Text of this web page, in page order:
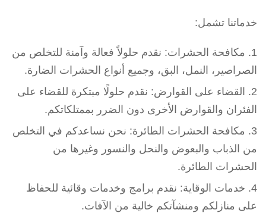
خدماتنا تشمل:
مكافحة الحشرات: نقدم حلولاً فعالة وآمنة للتخلص من
الصراصير، النمل، البق، وجميع أنواع الحشرات الضارة.
القضاء على القوارض: نقدم حلولًا مبتكرة للقضاء على
الفئران والقوارض الأخرى دون الضرر بممتلكاتكم.
مكافحة الحشرات الطائرة: نحن نساعدكم في التخلص
من الذباب والبعوض والنحل والنسور وغيرها من
الحشرات الطائرة.
خدمات الوقاية: نقدم برامج وخدمات وقائية للحفاظ
على منازلكم ومنشآتكم خالية من الآفات.